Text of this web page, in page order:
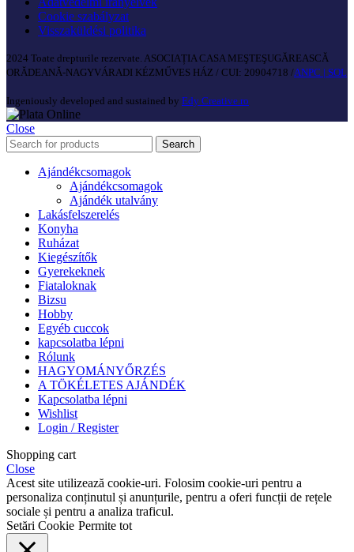
Cookie szabályzat
Visszaküldési politika
2024 Toate drepturile rezervate. ASOCIAȚIA CASA MEŞTEŞUGĂREASCĂ
ORĂDEANĂ-NAGYVÁRADI KÉZMŰVES HÁZ / CUI: 20904718 /ANPC | SOL
Ingeniously developed and sustained by Edy Creative.ro
Close
Search
Ajándékcsomagok
Ajándékcsomagok
Ajándék utalvány
Lakásfelszerelés
Konyha
Ruházat
Kiegészítők
Gyerekeknek
Fiataloknak
Bizsu
Hobby
Egyéb cuccok
kapcsolatba lépni
Rólunk
HAGYOMÁNYŐRZÉS
A TÖKÉLETES AJÁNDÉK
Kapcsolatba lépni
Wishlist
Login / Register
Shopping cart
Close
Acest site utilizează cookie-uri. Folosim cookie-uri pentru a
personaliza conținutul și anunțurile, pentru a oferi funcții de rețele
sociale și pentru a analiza traficul.
Setări Cookie Permite tot